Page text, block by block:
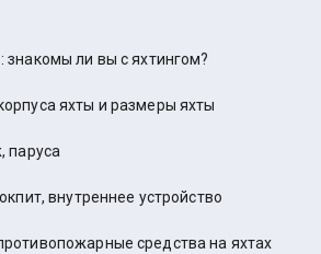
знакомы ли вы с яхтингом?
яхты и размеры яхты
паруса
внутреннее устройство
средства на яхтах